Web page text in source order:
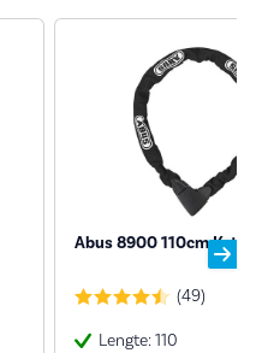
Abus 8900 110cm
(49)
Lengte: 110